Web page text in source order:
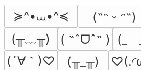
≽^•⩊•^≼ (˶ᵔ ᵕ ᵔ˶)
(╥﹏╥)
( ˶ˆᗜˆ˵ ) (_
(´∀｀)♡
(╥_╥)